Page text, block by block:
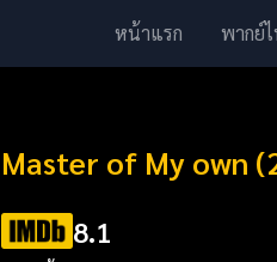
หน้าแรก พากย์
Master of My own
8.1